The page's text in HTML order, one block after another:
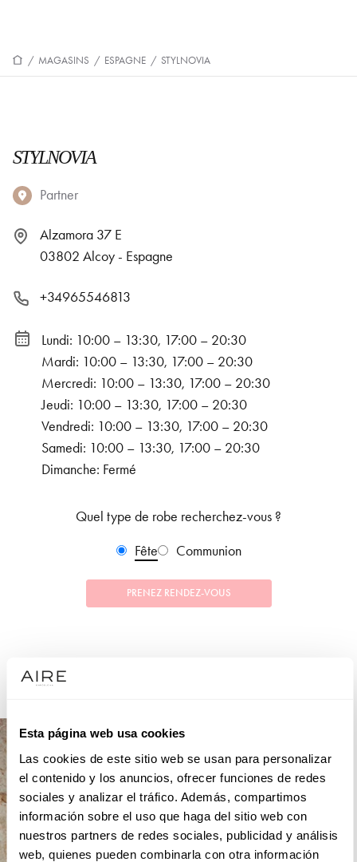
Esta página web usa cookies
Las cookies de este sitio web se usan para personalizar
el contenido y los anuncios, ofrecer funciones de redes
sociales y analizar el tráfico. Además, compartimos
información sobre el uso que haga del sitio web con
nuestros partners de redes sociales, publicidad y análisis
web, quienes pueden combinarla con otra información
/ MAGASINS / ESPAGNE / STYLNOVIA
STYLNOVIA
Partner
Alzamora 37 E
03802 Alcoy - Espagne
+34965546813
Lundi: 10:00 – 13:30, 17:00 – 20:30
Mardi: 10:00 – 13:30, 17:00 – 20:30
Mercredi: 10:00 – 13:30, 17:00 – 20:30
Jeudi: 10:00 – 13:30, 17:00 – 20:30
Vendredi: 10:00 – 13:30, 17:00 – 20:30
Samedi: 10:00 – 13:30, 17:00 – 20:30
Dimanche: Fermé
Quel type de robe recherchez-vous ?
Fête
Communion
PRENEZ RENDEZ-VOUS